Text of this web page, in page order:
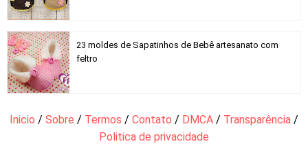
23 moldes de Sapatinhos de Bebê artesanato com
feltro
Inicio / Sobre / Termos / Contato / DMCA / Transparência /
Politica de privacidade